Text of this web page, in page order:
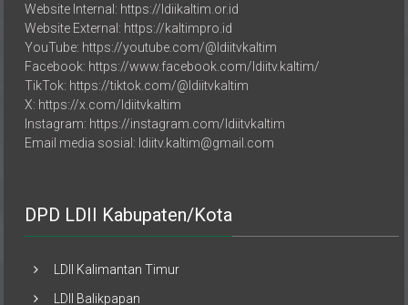
Website External: https://kaltimpro.id
YouTube: https://youtube.com/@ldiitvkaltim
Facebook: https://www.facebook.com/ldiitv.kaltim/
TikTok: https://tiktok.com/@ldiitvkaltim
X: https://x.com/ldiitvkaltim
Instagram: https://instagram.com/ldiitvkaltim
Email media sosial: ldiitv.kaltim@gmail.com